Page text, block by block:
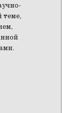
теме,